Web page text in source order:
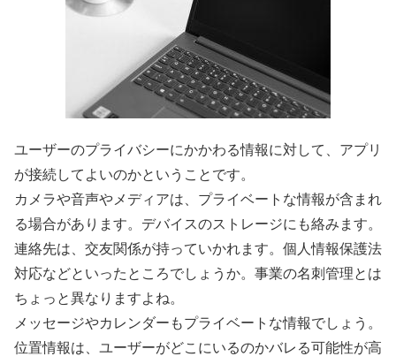
ユーザーのプライバシーにかかわる情報に対して、アプリ
が接続してよいのかということです。
カメラや音声やメディアは、プライベートな情報が含まれ
る場合があります。デバイスのストレージにも絡みます。
連絡先は、交友関係が持っていかれます。個人情報保護法
対応などといったところでしょうか。事業の名刺管理とは
ちょっと異なりますよね。
メッセージやカレンダーもプライベートな情報でしょう。
位置情報は、ユーザーがどこにいるのかバレる可能性が高